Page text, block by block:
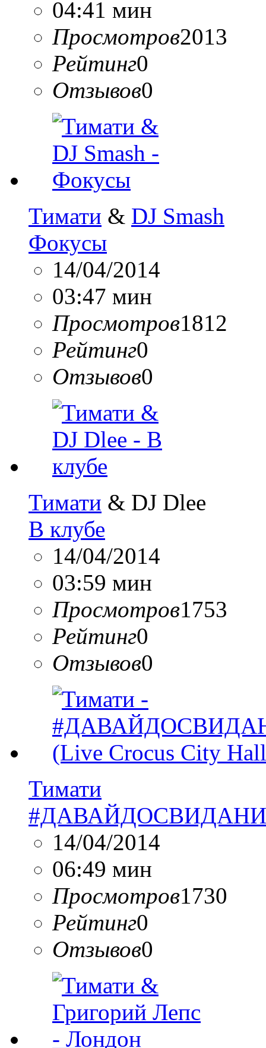
04:41 мин
Просмотров2013
Рейтинг0
Отзывов0
Тимати & DJ Smash
Фокусы
14/04/2014
03:47 мин
Просмотров1812
Рейтинг0
Отзывов0
Тимати & DJ Dlee
В клубе
14/04/2014
03:59 мин
Просмотров1753
Рейтинг0
Отзывов0
Тимати
#ДАВАЙДОСВИДАНИЯ
14/04/2014
06:49 мин
Просмотров1730
Рейтинг0
Отзывов0